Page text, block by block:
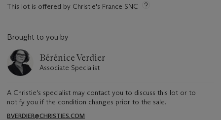
This lot is offered by Christie's France SNC
Brought to you by
Bérénice Verdier
Associate Specialist
A Christie's specialist may contact you to discuss this lot or to
notify you if the condition changes prior to the sale.
BVERDIER@CHRISTIES.COM